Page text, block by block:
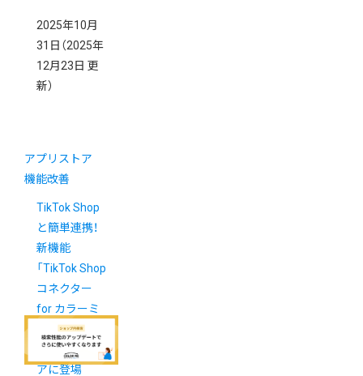
2025年10月
31日 （2025年
12月23日 更
新）
アプリストア
機能改善
TikTok Shop
と簡単連携！
新機能
「TikTok Shop
コネクター
for カラーミ
ーショップ」
がアプリスト
アに登場